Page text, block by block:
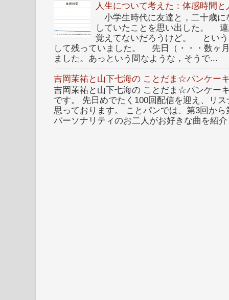
人生について考えた：体感時間
小学生時代に友達と，二十歳に
していたことを思い出した。
覚えてないだろうけど。 という
して残っていました。 先日（・・・数ヶ
ました。あっという間なような，そうで...
吉岡茉祐と山下七海の ことだま☆パンケー
吉岡茉祐と山下七海の ことだま☆パンケー
です。 先日めでたく100回配信を迎え、リ
思っております。 ことパンでは、第3回か
パーソナリティのお二人がお好きな曲を紹